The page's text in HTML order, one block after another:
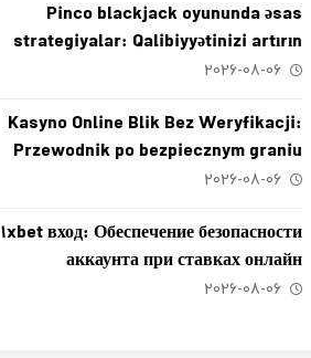
Pinco blackjack oyununda əsas
strategiyalar: Qalibiyyətinizi artırın
2026-08-06
Kasyno Online Blik Bez Weryfikacji:
Przewodnik po bezpiecznym graniu
2026-08-06
1xbet вход: Обеспечение безопасности
аккаунта при ставках онлайн
2026-08-06